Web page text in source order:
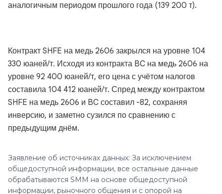
аналогичным периодом прошлого года (139 200 т).
Контракт SHFE на медь 2606 закрылся на уровне 104
330 юаней/т. Исходя из контракта BC на медь 2606 на
уровне 92 400 юаней/т, его цена с учётом налогов
составила 104 412 юаней/т. Спред между контрактом
SHFE на медь 2606 и BC составил -82, сохраняя
инверсию, и заметно сузился по сравнению с
предыдущим днём.
Заявление об источниках данных: За исключением
общедоступной информации, все остальные данные
обрабатываются SMM на основе общедоступной
информации, рыночного общения и с опорой на